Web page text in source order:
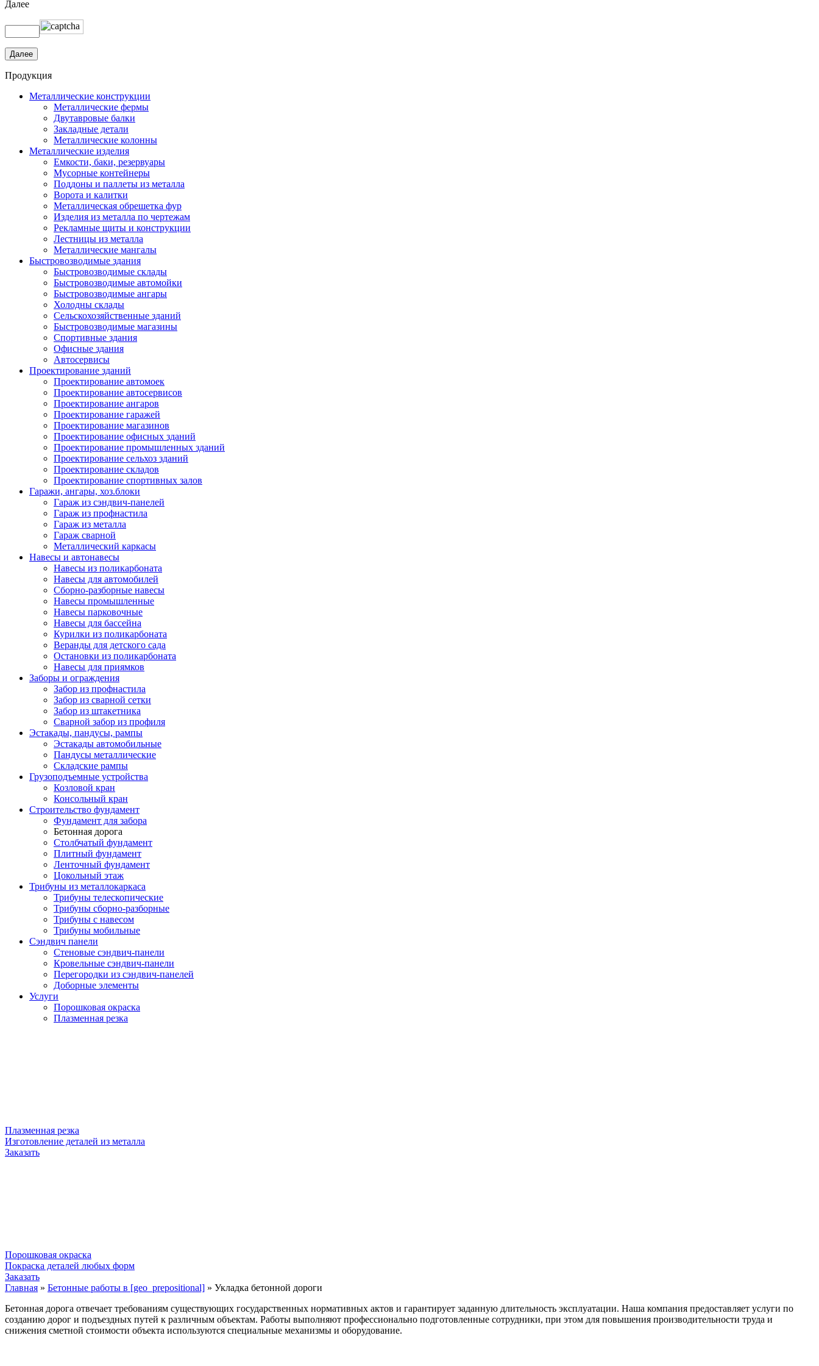
Далее
Продукция
Металлические конструкции
Металлические фермы
Двутавровые балки
Закладные детали
Металлические колонны
Металлические изделия
Емкости, баки, резервуары
Мусорные контейнеры
Поддоны и паллеты из металла
Ворота и калитки
Металлическая обрешетка фур
Изделия из металла по чертежам
Рекламные щиты и конструкции
Лестницы из металла
Металлические мангалы
Быстровозводимые здания
Быстровозводимые склады
Быстровозводимые автомойки
Быстровозводимые ангары
Холодны склады
Сельскохозяйственные зданий
Быстровозводимые магазины
Спортивные здания
Офисные здания
Автосервисы
Проектирование зданий
Проектирование автомоек
Проектирование автосервисов
Проектирование ангаров
Проектирование гаражей
Проектирование магазинов
Проектирование офисных зданий
Проектирование промышленных зданий
Проектирование сельхоз зданий
Проектирование складов
Проектирование спортивных залов
Гаражи, ангары, хоз.блоки
Гараж из сэндвич-панелей
Гараж из профнастила
Гараж из металла
Гараж сварной
Металлический каркасы
Навесы и автонавесы
Навесы из поликарбоната
Навесы для автомобилей
Сборно-разборные навесы
Навесы промышленные
Навесы парковочные
Навесы для бассейна
Курилки из поликарбоната
Веранды для детского сада
Остановки из поликарбоната
Навесы для приямков
Заборы и ограждения
Забор из профнастила
Забор из сварной сетки
Забор из штакетника
Сварной забор из профиля
Эстакады, пандусы, рампы
Эстакады автомобильные
Пандусы металлические
Складские рампы
Грузоподъемные устройства
Козловой кран
Консольный кран
Строительство фундамент
Фундамент для забора
Бетонная дорога
Столбчатый фундамент
Плитный фундамент
Ленточный фундамент
Цокольный этаж
Трибуны из металлокаркаса
Трибуны телескопические
Трибуны сборно-разборные
Трибуны с навесом
Трибуны мобильные
Сэндвич панели
Стеновые сэндвич-панели
Кровельные сэндвич-панели
Перегородки из сэндвич-панелей
Доборные элементы
Услуги
Порошковая окраска
Плазменная резка
Плазменная резка
Изготовление деталей из металла
Заказать
Порошковая окраска
Покраска деталей любых форм
Заказать
Главная » Бетонные работы в [geo_prepositional] » Укладка бетонной дороги
Бетонная дорога отвечает требованиям существующих государственных нормативных актов и гарантирует заданную длительность эксплуатации. Наша компания предоставляет услуги по
созданию дорог и подъездных путей к различным объектам. Работы выполняют профессионально подготовленные сотрудники, при этом для повышения производительности труда и
снижения сметной стоимости объекта используются специальные механизмы и оборудование.